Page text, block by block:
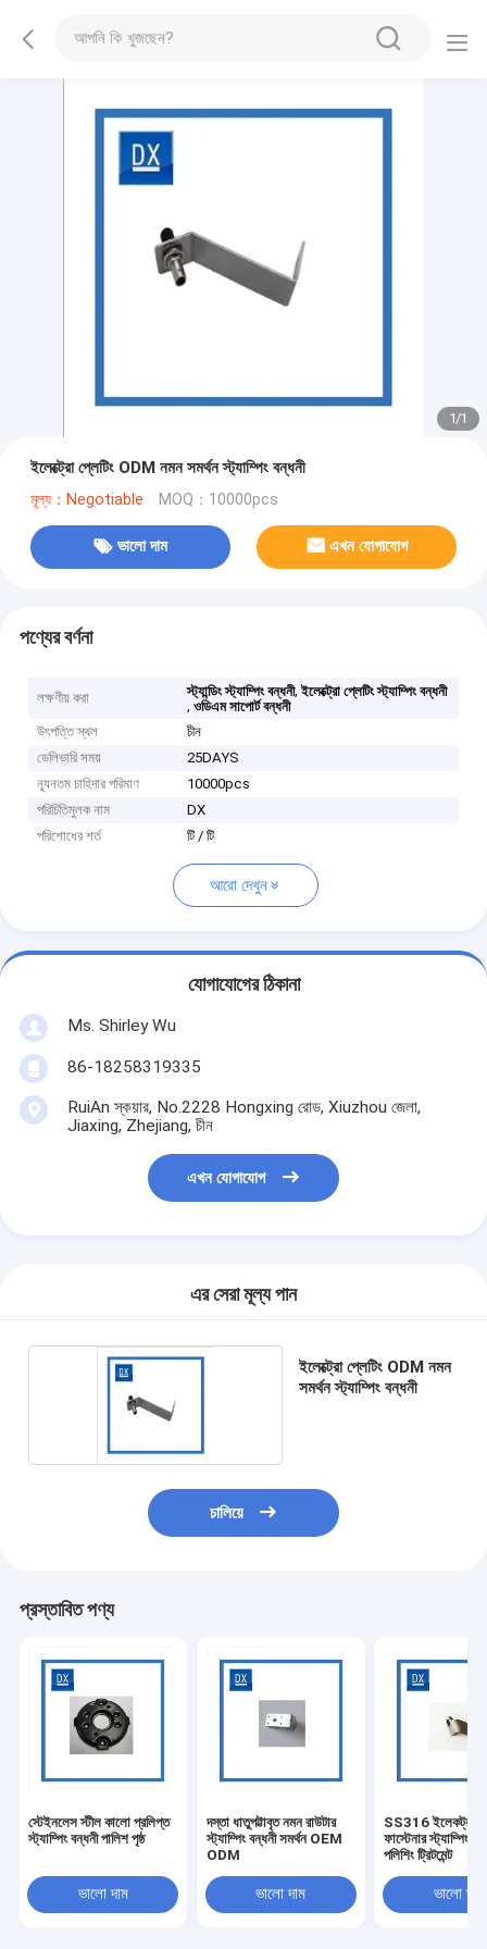
1/1
ইলেক্ট্রো প্লেটিং ODM নমন সমর্থন স্ট্যাম্পিং বন্ধনী
মূল্য：Negotiable MOQ：10000pcs
ভালো দাম এখন যোগাযোগ
পণ্যের বর্ণনা
লক্ষণীয় করা স্ট্যান্ডিং স্ট্যাম্পিং বন্ধনী,ইলেক্ট্রো প্লেটিং স্ট্যাম্পিং বন্ধনী
,ওডিএম সাপোর্ট বন্ধনী
উৎপত্তি স্থল
চীন
ডেলিভারি সময়
25DAYS
ন্যূনতম চাহিদার পরিমাণ
10000pcs
পরিচিতিমুলক নাম
DX
পরিশোধের শর্ত
টি / টি
আরো দেখুন
যোগাযোগের ঠিকানা
Ms. Shirley Wu
86-18258319335
RuiAn স্কয়ার, No.2228 Hongxing রোড, Xiuzhou জেলা,
Jiaxing, Zhejiang, চীন
এখন যোগাযোগ
এর সেরা মূল্য পান
ইলেক্ট্রো প্লেটিং ODM নমন
সমর্থন স্ট্যাম্পিং বন্ধনী
চালিয়ে
প্রস্তাবিত পণ্য
স্টেইনলেস স্টীল কালো প্রলিপ্ত
স্ট্যাম্পিং বন্ধনী পালিশ পৃষ্ঠ
ভালো দাম
দস্তা ধাতুপট্টাবৃত নমন রাউটার
স্ট্যাম্পিং বন্ধনী সমর্থন OEM
ODM
ভালো দাম
SS316 ইলেকট্রনিক
ফাস্টেনার স্ট্যাম্পিং
পলিশিং ট্রিটমেন্ট
ভালো দাম